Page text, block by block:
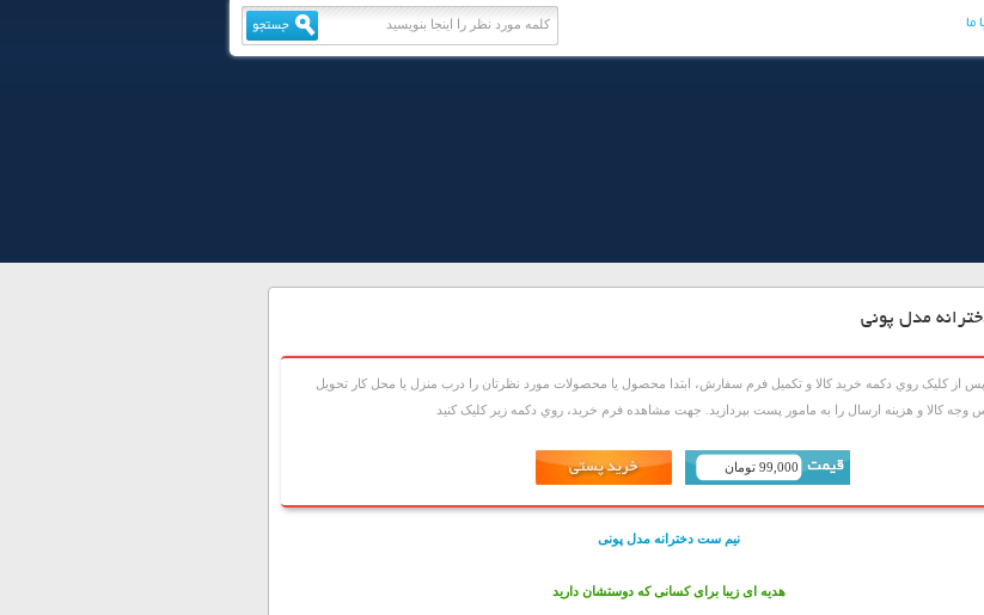
ما
مدل پونی
از کليک روي دکمه خريد کالا و تکميل فرم سفارش، ابتدا محصول يا محصولات مورد نظرتان را درب منزل يا محل کار تحويل
وجه کالا و هزينه ارسال را به مامور پست بپردازيد. جهت مشاهده فرم خريد، روي دکمه زير کليک کنيد
99,000 تومان
نیم ست دخترانه مدل پونی
هدیه ای زیبا برای کسانی که دوستشان دارید